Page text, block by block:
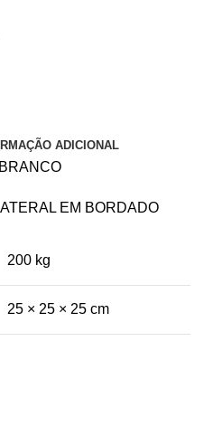
ADICIONAL
EM BORDADO
200 kg
25 × 25 × 25 cm